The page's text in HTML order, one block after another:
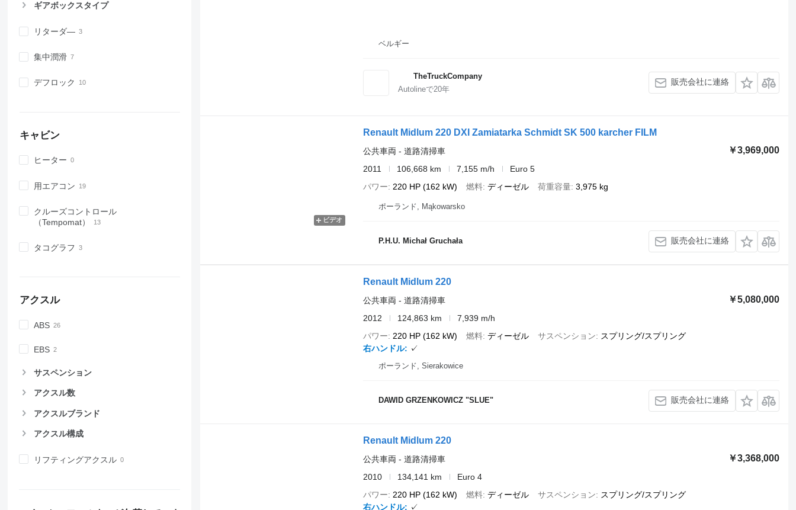
ギアボックスタイプ
リターダ―
集中潤滑
デフロック
キャビン
ヒーター
用エアコン
クルーズコントロール
（Tempomat）
タコグラフ
アクスル
ABS
EBS
サスペンション
アクスル数
アクスルブランド
アクスル構成
リフティングアクスル
ベルギー
TheTruckCompany
Autolineで20年
販売会社に連絡
ビデオ
Renault Midlum 220 DXI Zamiatarka Schmidt SK 500 karcher FILM
￥3,969,000
公共車両 - 道路清掃車
2011
106,668 km 7,155 m/h
Euro 5
パワー
220 HP (162 kW) 燃料 ディーゼル 荷重容量 3,975 kg
ポーランド, Mąkowarsko
P.H.U. Michał Gruchała 販売会社に連絡
Renault Midlum 220
￥5,080,000
公共車両 - 道路清掃車
2012
124,863 km
7,939 m/h
パワー
220 HP (162 kW) 燃料 ディーゼル サスペンション
スプリング/スプリング
右ハンドル
✓
ポーランド, Sierakowice
DAWID GRZENKOWICZ "SLUE" 販売会社に連絡
Renault Midlum 220
￥3,368,000
公共車両 - 道路清掃車
2010
134,141 km
Euro 4
パワー
220 HP (162 kW) 燃料 ディーゼル サスペンション
スプリング/スプリング
右ハンドル
✓